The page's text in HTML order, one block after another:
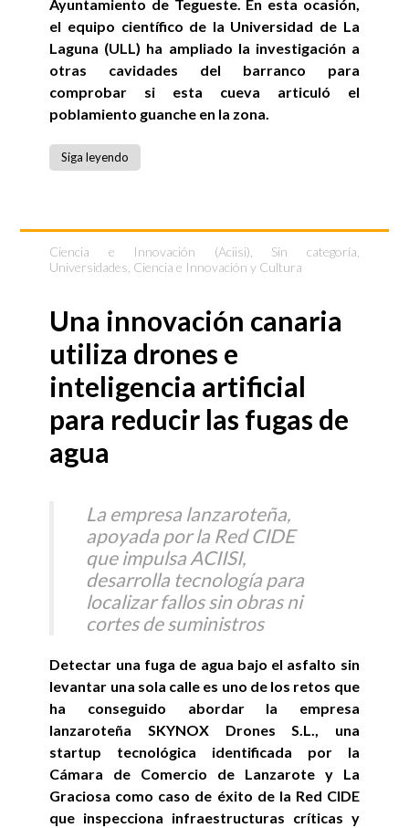
Ayuntamiento de Tegueste. En esta ocasión,
el equipo científico de la Universidad de La
Laguna (ULL) ha ampliado la investigación a
otras cavidades del barranco para
comprobar si esta cueva articuló el
poblamiento guanche en la zona.
Siga leyendo
Ciencia e Innovación (Aciisi) Sin categoría
Universidades, Ciencia e Innovación y Cultura
Una innovación canaria
utiliza drones e
inteligencia artificial
para reducir las fugas de
agua
La empresa lanzaroteña,
apoyada por la Red CIDE
que impulsa ACIISI,
desarrolla tecnología para
localizar fallos sin obras ni
cortes de suministros
Detectar una fuga de agua bajo el asfalto sin
levantar una sola calle es uno de los retos que
ha conseguido abordar la empresa
lanzaroteña SKYNOX Drones S.L., una
startup tecnológica identificada por la
Cámara de Comercio de Lanzarote y La
Graciosa como caso de éxito de la Red CIDE
que inspecciona infraestructuras críticas y